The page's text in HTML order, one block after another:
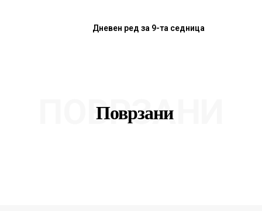
Дневен ред за 9-та седница
Поврзани
ПОВРЗАНИ